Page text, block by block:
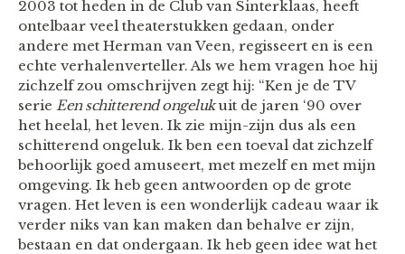
2003 tot heden in de Club van Sinterklaas, heeft
ontelbaar veel theaterstukken gedaan, onder
andere met Herman van Veen, regisseert en is een
echte verhalenverteller. Als we hem vragen hoe hij
zichzelf zou omschrijven zegt hij: “Ken je de TV
serie Een schitterend ongelukuit de jaren ‘90 over
het heelal, het leven. Ik zie mijn-zijn dus als een
schitterend ongeluk. Ik ben een toeval dat zichzelf
behoorlijk goed amuseert, met mezelf en met mijn
omgeving. Ik heb geen antwoorden op de grote
vragen. Het leven is een wonderlijk cadeau waar ik
verder niks van kan maken dan behalve er zijn,
bestaan en dat ondergaan. Ik heb geen idee wat het